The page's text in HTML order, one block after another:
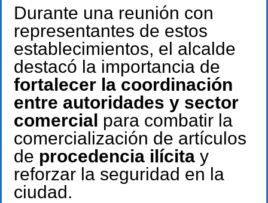
Durante una reunión con
representantes de estos
establecimientos, el alcalde
destacó la importancia de
fortalecer la coordinación
entre autoridades y sector
comercial para combatir la
comercialización de artículos
de procedencia ilícita y
reforzar la seguridad en la
ciudad.